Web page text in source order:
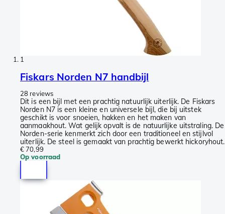
1
Fiskars Norden N7 handbijl
28 reviews
Dit is een bijl met een prachtig natuurlijk uiterlijk. De Fiskars
Norden N7 is een kleine en universele bijl, die bij uitstek
geschikt is voor snoeien, hakken en het maken van
aanmaakhout. Wat gelijk opvalt is de natuurlijke uitstraling. De
Norden-serie kenmerkt zich door een traditioneel en stijlvol
uiterlijk. De steel is gemaakt van prachtig bewerkt hickoryhout.
€ 70,99
Op voorraad